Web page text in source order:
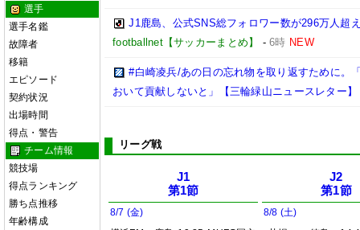
選手
選手名鑑
故障者
移籍
エピソード
契約状況
出場時間
得点・警告
チーム情報
競技場
得点ランキング
勝ち点推移
年齢構成
J1鹿島、公式SNS総フォロワー数が296万人超
footballnet【サッカーまとめ】
-6時 NEW
#白崎凌兵/あの日の忘れ物を取り返すために。
おいて貢献しないと」【三輪緑山ニュースレター】
リーグ戦
J1
第1節
8/7 (金)
J2
第1節
8/8 (土)